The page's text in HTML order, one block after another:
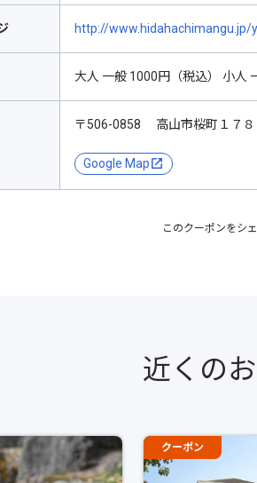
http://www.hidahachimangu.jp/
大人 一般 1000円（税込） 小人
〒506-0858 高山市桜町１７
Google Map
このクーポンをシ
近くの
クーポン